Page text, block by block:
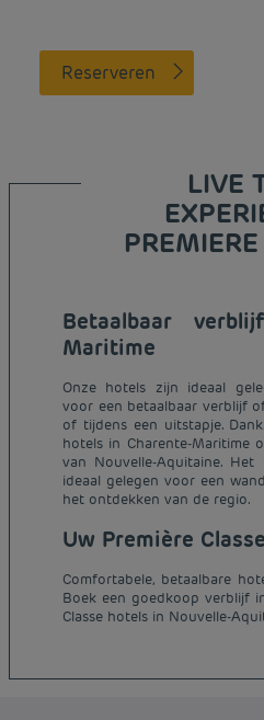
Reserveren
LIVE
Betaalbaar
Maritime
Onze hotels zijn ideaal
voor een betaalbaar verblijf
of tijdens een uitstapje.
hotels in Charente-Maritime
van Nouvelle-Aquitaine. Het
ideaal gelegen voor een
het ontdekken van de regio.
Uw Première
Comfortabele, betaalbare
Boek een goedkoop verblijf
Classe hotels in Nouvelle-
Goedkope hotels Parijs
Goedkope hotels Nederland
Goedkope hotels Breda
Goedkope hotels Duitsland
Goedkope hotels Dijon
Juridische kennisgeving
Algemene voorwaarden voor de
Beleid Inzake Persoonsgegevens
Flavours Instant Benefit Algemene bepalingen en